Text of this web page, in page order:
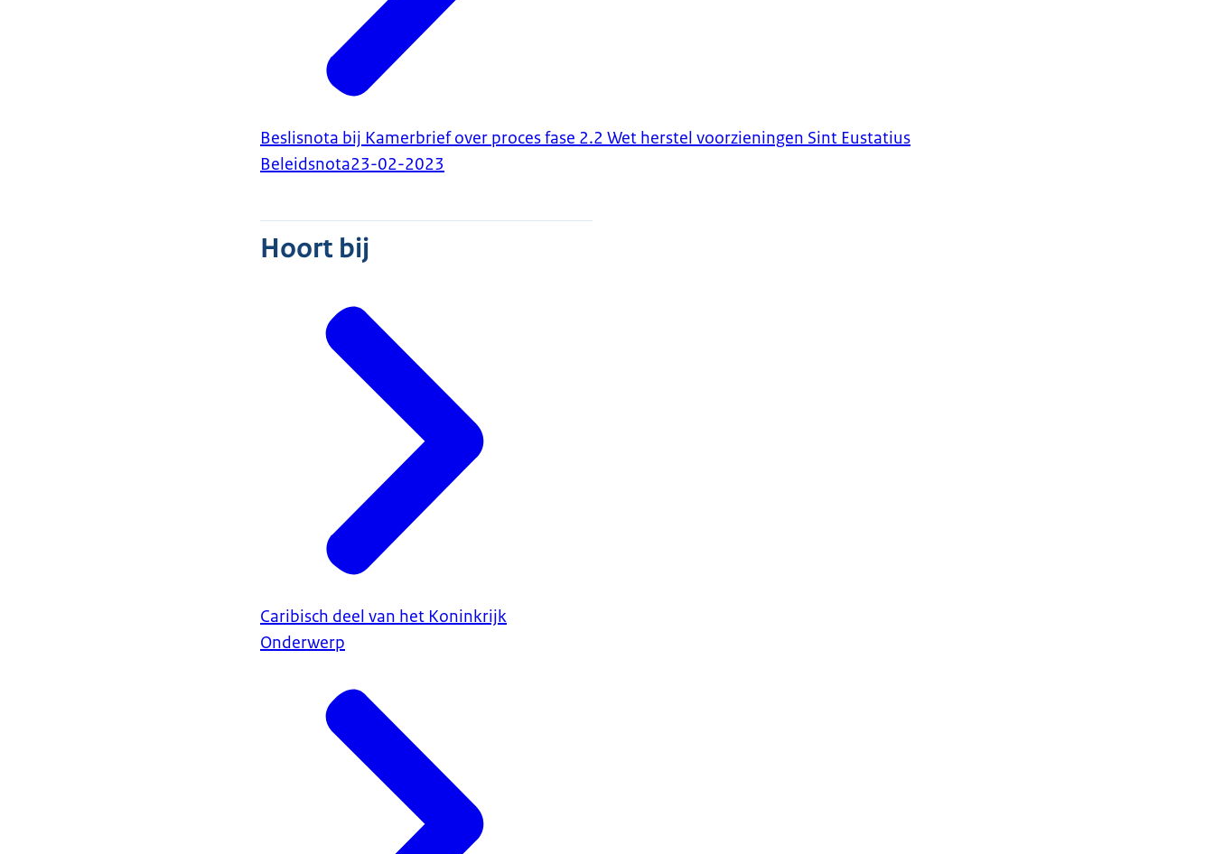
Beslisnota bij Kamerbrief over proces fase 2.2 Wet herstel voorzieningen Sint Eustatius
Beleidsnota23-02-2023
Hoort bij
Caribisch deel van het Koninkrijk
Onderwerp